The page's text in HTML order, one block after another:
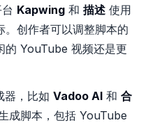
Kapwing 和 描述 使用
。创作者可以调整脚本的
的 YouTube 视频还是更
器，比如 Vadoo AI 和 合
成脚本，包括 YouTube